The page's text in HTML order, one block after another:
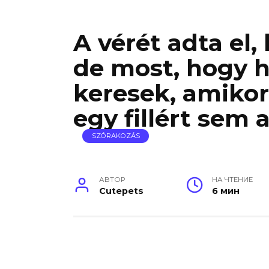
A vérét adta el,
de most, hogy
keresek,
egy fillért sem
SZÓRAKOZÁS
АВТОР
Cutepets
НА ЧТЕНИЕ
6 мин